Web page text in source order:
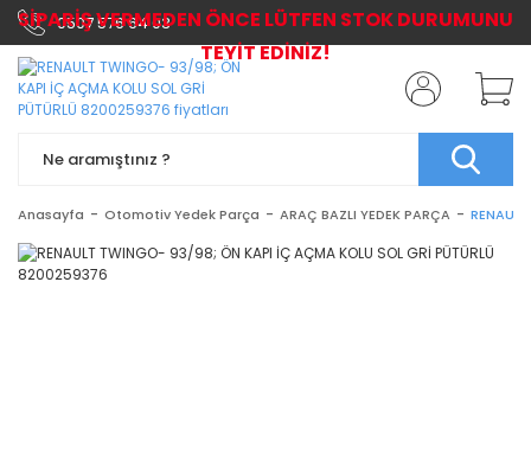
0507 576 64 03
Anasayfa Otomotiv Yedek Parça ARAÇ BAZLI YEDEK PARÇA
SİPARİŞ VERMEDEN ÖNCE LÜTFEN STOK DURUMUNU
TEYİT EDİNİZ!